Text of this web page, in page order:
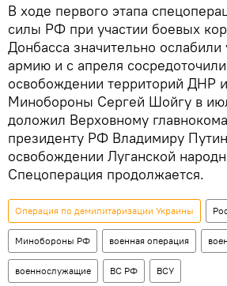
В ходе первого этапа
силы РФ при участии боевых
Донбасса значительно ослабили
армию и с апреля
освобождении территорий ДНР
Минобороны Сергей Шойгу в
доложил Верховному
президенту РФ Владимиру
освобождении Луганской
Спецоперация продолжается.
Операция по демилитаризации Украины
Минобороны РФ военная операция
военнослужащие ВС РФ ВСУ